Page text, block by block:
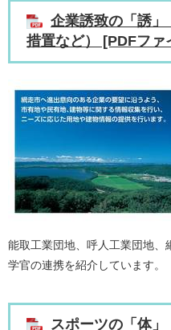
企業誘致の「誘
措置など） [PDFファ
能取工業団地、呼人工業団地
学官の連携を紹介しています。
スポーツの「体